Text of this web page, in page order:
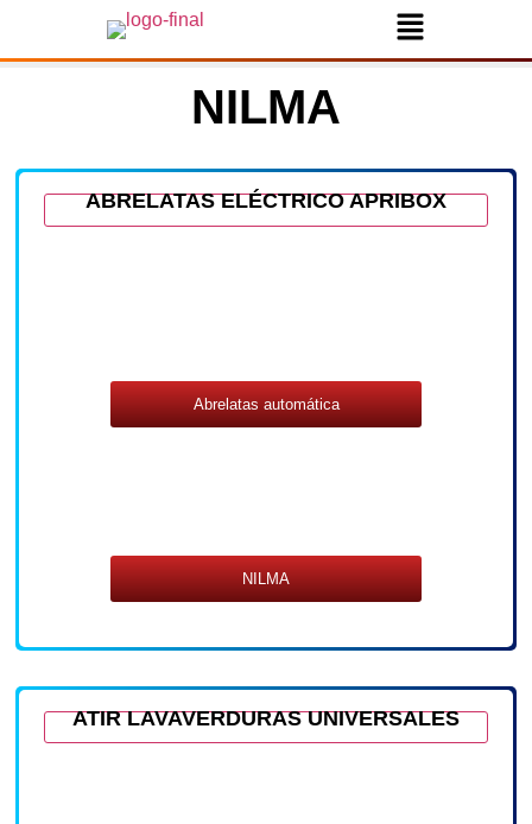
NILMA
ABRELATAS ELÉCTRICO APRIBOX
Abrelatas automática
NILMA
ATIR LAVAVERDURAS UNIVERSALES